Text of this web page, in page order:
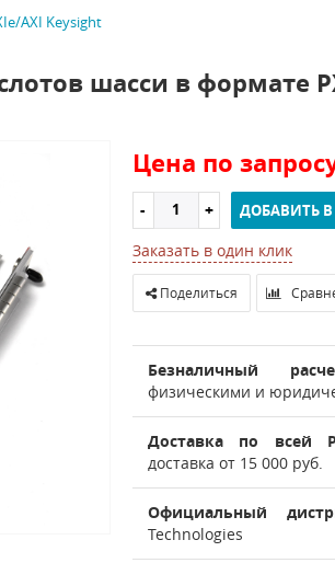
AXI Keysight
шасси в формате
Цена по
ДОБАВИТЬ
Заказать в один клик
Поделиться
Безналичный
физическими и
Доставка по всей
доставка от 15 000 руб.
Официальный
Technologies